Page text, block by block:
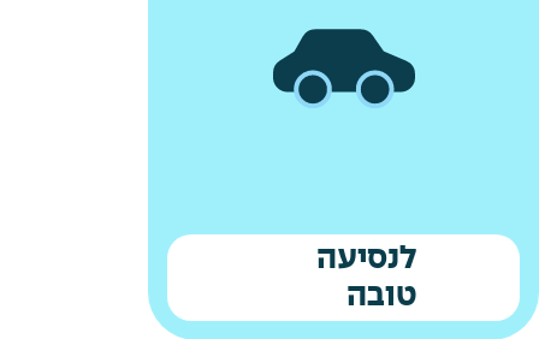
לנסיעה
טובה